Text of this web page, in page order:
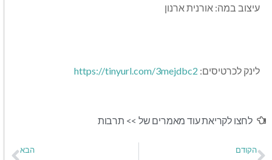
עיצוב במה: אורנית ארנון
לינק לכרטיסים: https://tinyurl.com/3mejdbc2
לחצו לקריאת עוד מאמרים של >> תרבות
הקודם הבא